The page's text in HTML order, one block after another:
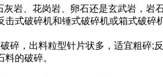
岩、花岗岩、卵石还是玄武岩，
式破碎机和锤式破碎机或箱式破
碎，出料粒型针片状多，适宜粗碎
的破碎。